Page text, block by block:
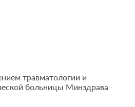
травматологии и
больницы Минздрава